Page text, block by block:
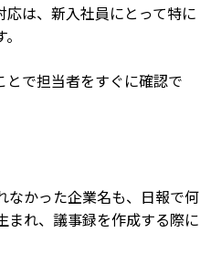
は、新入社員にとって特に
で担当者をすぐに確認で
なかった企業名も、日報で何
まれ、議事録を作成する際に